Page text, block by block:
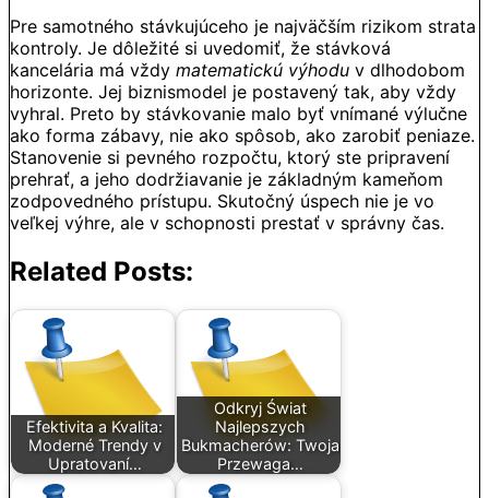
Pre samotného stávkujúceho je najväčším rizikom strata
kontroly. Je dôležité si uvedomiť, že stávková
kancelária má vždy matematickú výhodu v dlhodobom
horizonte. Jej biznismodel je postavený tak, aby vždy
vyhral. Preto by stávkovanie malo byť vnímané výlučne
ako forma zábavy, nie ako spôsob, ako zarobiť peniaze.
Stanovenie si pevného rozpočtu, ktorý ste pripravení
prehrať, a jeho dodržiavanie je základným kameňom
zodpovedného prístupu. Skutočný úspech nie je vo
veľkej výhre, ale v schopnosti prestať v správny čas.
Related Posts:
Efektivita a Kvalita:
Moderné Trendy v
Upratovaní…
Odkryj Świat
Najlepszych
Bukmacherów: Twoja
Przewaga…